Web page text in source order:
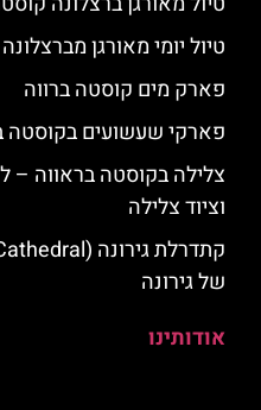
טיול יומי מאורגן
פארק מים קוסטה ברווה
פארקי שעשועים בקוסטה
צלילה בקוסטה בראווה –
וציוד צלילה
של גירונה
אודותינו